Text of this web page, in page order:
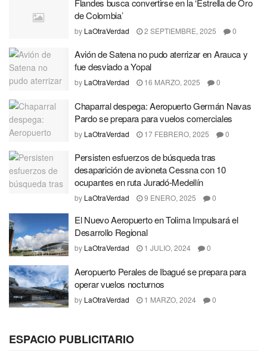
Flandes busca convertirse en la ‘Estrella de Oro
de Colombia’
by LaOtraVerdad 2 SEPTIEMBRE, 2025 0
Avión de Satena no pudo aterrizar en Arauca y
fue desviado a Yopal
by LaOtraVerdad 16 MARZO, 2025 0
Chaparral despega: Aeropuerto Germán Navas
Pardo se prepara para vuelos comerciales
by LaOtraVerdad 17 FEBRERO, 2025 0
Persisten esfuerzos de búsqueda tras
desaparición de avioneta Cessna con 10
ocupantes en ruta Juradó-Medellín
by LaOtraVerdad 9 ENERO, 2025 0
El Nuevo Aeropuerto en Tolima Impulsará el
Desarrollo Regional
by LaOtraVerdad 1 JULIO, 2024 0
Aeropuerto Perales de Ibagué se prepara para
operar vuelos nocturnos
by LaOtraVerdad 1 MARZO, 2024 0
ESPACIO PUBLICITARIO